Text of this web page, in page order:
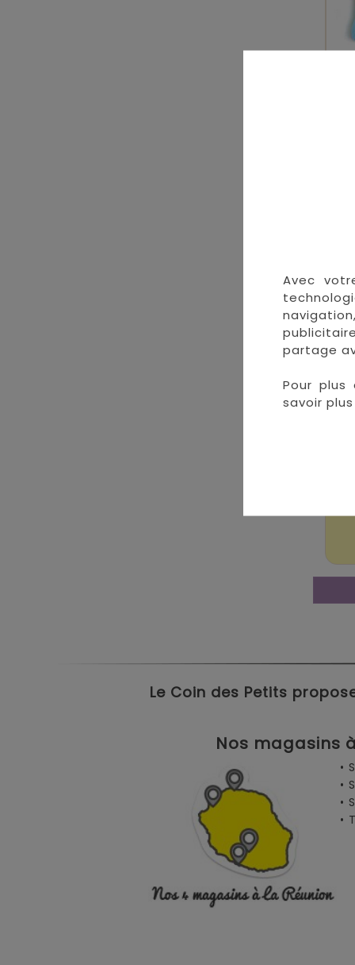
Avec
partage
Pour plus
savoir plus
Le Coin des Petits
Nos magasins
•
•
•
•